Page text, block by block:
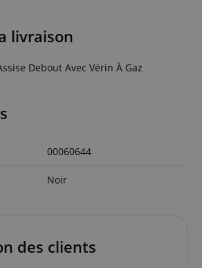
livraison
Debout Avec Vérin À Gaz
00060644
Noir
des clients